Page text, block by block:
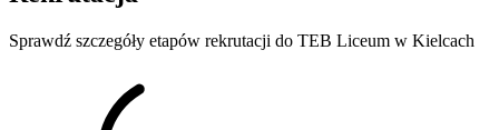
Sprawdź szczegóły etapów rekrutacji do TEB Liceum w Kielcach